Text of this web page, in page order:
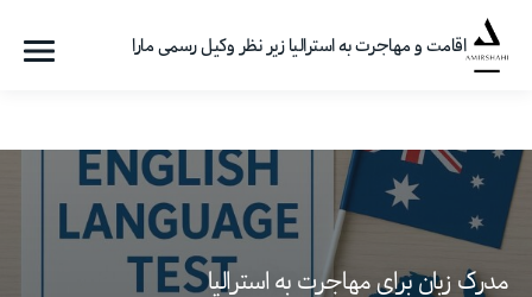
اقامت و مهاجرت به استرالیا زیر نظر وکیل رسمی مارا
مدرک زبان برای مهاجرت به استرالیا